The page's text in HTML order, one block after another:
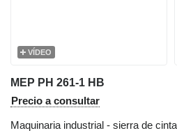
VÍDEO
MEP PH 261-1 HB
Precio a consultar
Maquinaria industrial - sierra de